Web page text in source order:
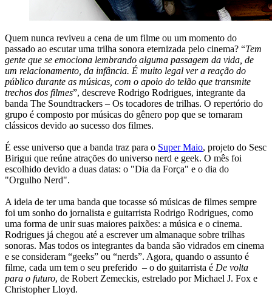
Quem nunca reviveu a cena de um filme ou um momento do
passado ao escutar uma trilha sonora eternizada pelo cinema? “Tem
gente que se emociona lembrando alguma passagem da vida, de
um relacionamento, da infância. É muito legal ver a reação do
público durante as músicas, com o apoio do telão que transmite
trechos dos filmes”, descreve Rodrigo Rodrigues, integrante da
banda The Soundtrackers – Os tocadores de trilhas. O repertório do
grupo é composto por músicas do gênero pop que se tornaram
clássicos devido ao sucesso dos filmes.
É esse universo que a banda traz para o Super Maio, projeto do Sesc
Birigui que reúne atrações do universo nerd e geek. O mês foi
escolhido devido a duas datas: o "Dia da Força" e o dia do
"Orgulho Nerd".
A ideia de ter uma banda que tocasse só músicas de filmes sempre
foi um sonho do jornalista e guitarrista Rodrigo Rodrigues, como
uma forma de unir suas maiores paixões: a música e o cinema.
Rodrigues já chegou até a escrever um almanaque sobre trilhas
sonoras. Mas todos os integrantes da banda são vidrados em cinema
e se consideram “geeks” ou “nerds”. Agora, quando o assunto é
filme, cada um tem o seu preferido – o do guitarrista é De volta
para o futuro, de Robert Zemeckis, estrelado por Michael J. Fox e
Christopher Lloyd.